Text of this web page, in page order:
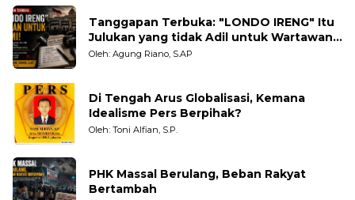
Tanggapan Terbuka: "LONDO IRENG" Itu
Julukan yang tidak Adil untuk Wartawan,
Pengamat dan LSM
Oleh: Agung Riano, S.AP
Di Tengah Arus Globalisasi, Kemana
Idealisme Pers Berpihak?
Oleh: Toni Alfian, S.P.
PHK Massal Berulang, Beban Rakyat
Bertambah